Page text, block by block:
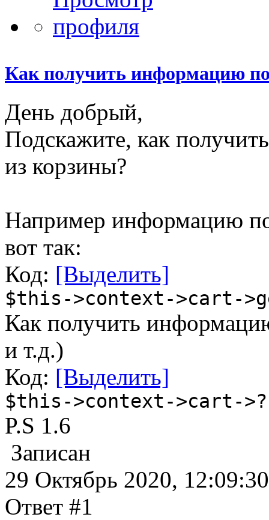
Как получить информацию
День добрый,
Подскажите, как
из корзины?
Например информацию
вот так:
Код: [Выделить]
$this->context->cart-
Как получить
и т.д.)
Код: [Выделить]
$this->context->cart-
P.S 1.6
Записан
29 Октябрь 2020, 12:09:30
Ответ #1